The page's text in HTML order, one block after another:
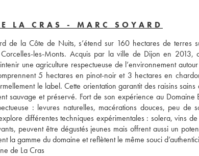
LA CRAS - MARC SOYARD
de la Côte de Nuits, s’étend sur 160 hectares de terres
les-Monts. Acquis par la ville de Dijon en
une agriculture respectueuse de l’environnement
5 hectares en pinot-noir et 3 hectares en
le label. Cette orientation garantit des raisins
sauvage et préservé. Fort de son expérience au
: levures naturelles, macérations douces, peu de
différentes techniques expérimentales : solera, vins
peuvent être dégustés jeunes mais offrent aussi un
la gamme du domaine et reflètent le même souci
de La Cras